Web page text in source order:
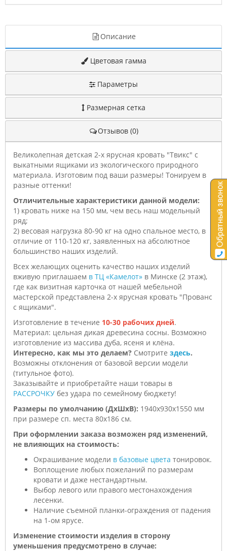
Описание
Цветовая гамма
Параметры
Размерная сетка
Отзывов (0)
Великолепная детская 2-х ярусная кровать "Твикс" с
выкатными ящиками из экологического природного
материала. Изготовим под ваши размеры! Тонируем в
разные оттенки!
Отличительные характеристики данной модели:
1) кровать ниже на 150 мм, чем весь наш модельный
ряд;
2) весовая нагрузка 80-90 кг на одно спальное место, в
отличие от 110-120 кг, заявленных на абсолютное
большинство наших изделий.
Всех желающих оценить качество наших изделий
вживую приглашаем в ТЦ «Камелот» в Минске (2 этаж),
где как визитная карточка от нашей мебельной
мастерской представлена 2-х ярусная кровать "Прованс
с ящиками".
Изготовление в течение 10-30 рабочих дней.
Материал: цельная дикая древесина сосны. Возможно
изготовление из массива дуба, ясеня и клёна.
Интересно, как мы это делаем? Смотрите здесь.
Возможны отклонения от базовой версии модели
(титульное фото).
Заказывайте и приобретайте наши товары в
РАССРОЧКУ без удара по семейному бюджету!
Размеры по умолчанию (ДхШхВ): 1940х930х1550 мм
при размере сп. места 80х186 см.
При оформлении заказа возможен ряд изменений,
не влияющих на стоимость:
Окрашивание модели в базовые цвета тонировок.
Воплощение любых пожеланий по размерам
кровати и даже нестандартным.
Выбор левого или правого местонахождения
лесенки.
Наличие съемной планки-ограждения от падения
на 1-ом ярусе.
Изменение стоимости изделия в сторону
уменьшения предусмотрено в случае: